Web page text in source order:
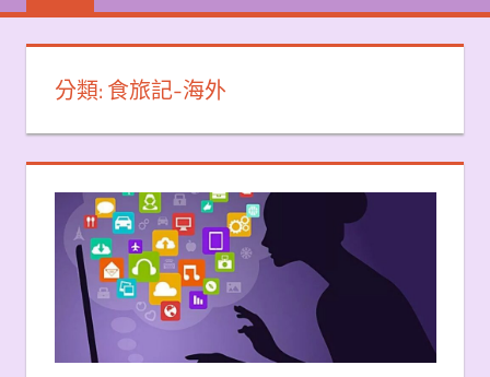
分類:食旅記-海外